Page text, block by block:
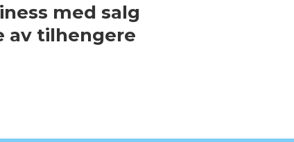
med salg
av tilhengere